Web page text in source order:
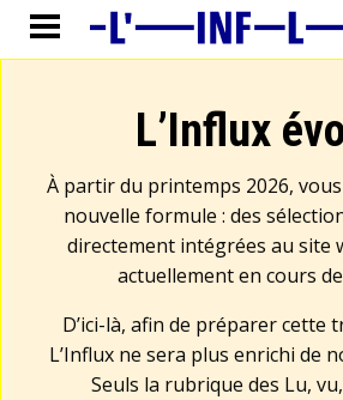
L’Influx
À partir du printemps 2026,
nouvelle formule : des
directement intégrées au site
actuellement en cours
D’ici-là, afin de préparer cette
L’Influx ne sera plus enrichi de
Seuls la rubrique des Lu,